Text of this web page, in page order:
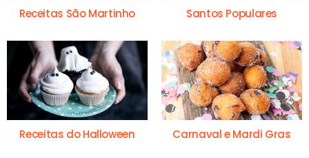
Receitas São Martinho Santos Populares
Receitas do Halloween Carnaval e Mardi Gras